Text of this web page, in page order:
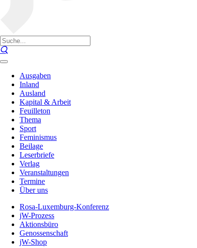
Ausgaben
Inland
Ausland
Kapital & Arbeit
Feuilleton
Thema
Sport
Feminismus
Beilage
Leserbriefe
Verlag
Veranstaltungen
Termine
Über uns
Rosa-Luxemburg-Konferenz
jW-Prozess
Aktionsbüro
Genossenschaft
jW-Shop